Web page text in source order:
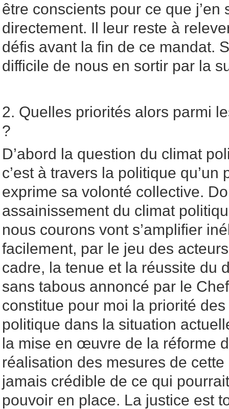
être conscients pour ce que j’en
directement. Il leur reste à
défis avant la fin de ce mandat.
difficile de nous en sortir par la
2. Quelles priorités alors parmi
?
D’abord la question du climat
c’est à travers la politique qu’un
exprime sa volonté collective.
assainissement du climat
nous courons vont s’amplifier
facilement, par le jeu des
cadre, la tenue et la réussite du
sans tabous annoncé par le
constitue pour moi la priorité
politique dans la situation
la mise en œuvre de la réforme
réalisation des mesures de
jamais crédible de ce qui
pouvoir en place. La justice est